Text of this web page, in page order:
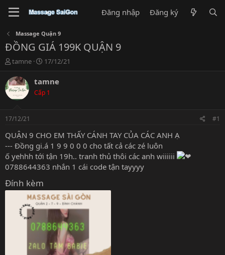
Đăng nhập Đăng ký
Massage Quận 9
ĐỒNG GIÁ 199K QUẬN 9
T
r
e
a
s
t
a
e
r
tamne
N
à
g
17/12/21
tamne
Cấp 1
17/12/21 #1
QUẬN 9 CHO EM THẤY CÁNH TAY CỦA CÁC ANH Ạ
--- Đồng gi.á 1 9 9 0 0 0 cho tất cả các zé luôn
ố yehhh tới tận 19h.. tranh thủ thôi các anh wiiiiii
0788644363 nhắn 1 cái code tận tayyyy
Đính kèm